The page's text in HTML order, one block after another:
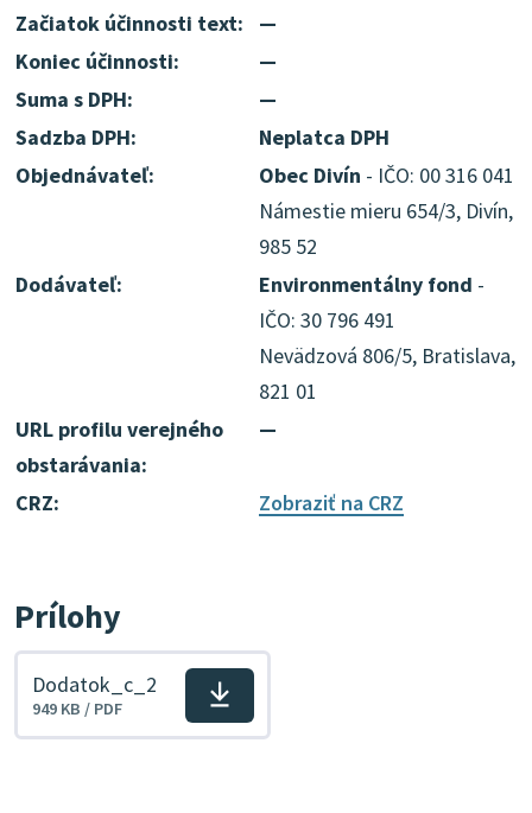
Začiatok účinnosti text:
—
Koniec účinnosti:
—
Suma s DPH:
—
Sadzba DPH:
Neplatca DPH
Objednávateľ:
Obec Divín - IČO: 00 316 041
Námestie mieru 654/3, Divín,
985 52
Dodávateľ:
Environmentálny fond -
IČO: 30 796 491
Nevädzová 806/5, Bratislava,
821 01
URL profilu verejného
obstarávania:
—
CRZ: Zobraziť na CRZ
Prílohy
Stiahnuť
Dodatok_c_2
949 KB / PDF